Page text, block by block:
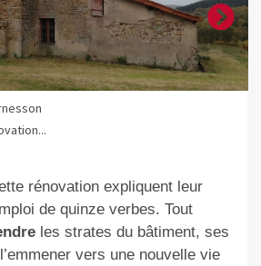
rénovation expliquent leur
de quinze verbes. Tout
les strates du bâtiment, ses
vers une nouvelle vie